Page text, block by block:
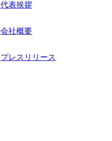
代表挨拶
会社概要
プレスリリース